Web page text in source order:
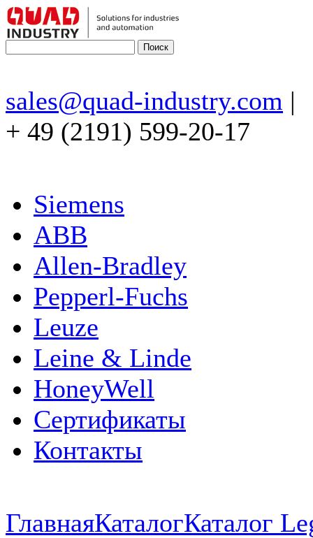
sales@quad-industry.com |
+ 49 (2191) 599-20-17
Siemens
ABB
Allen-Bradley
Pepperl-Fuchs
Leuze
Leine & Linde
HoneyWell
Сертификаты
Контакты
ГлавнаяКаталогКаталог